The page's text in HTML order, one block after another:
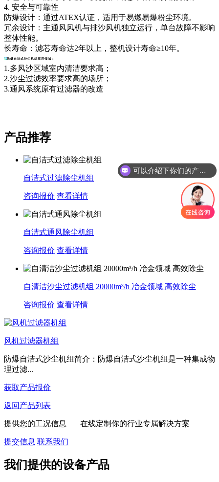
4. 安全与可靠性
防爆设计：通过ATEX认证，适用于易燃易爆粉尘环境。
冗余设计：主通风风机与排沙风机独立运行，单台故障不影响
整体性能。
长寿命：滤芯寿命达2年以上，整机设计寿命≥10年。
防爆自洁式沙尘机组 应用领域：
1.多风沙区域室内清洁要求高；
2.沙尘过滤效率要求高的场所；
3.通风系统原有过滤器的改造
产品推荐
自洁式过滤除尘机组
咨询报价 查看详情
自洁式通风除尘机组
咨询报价 查看详情
自清洁沙尘过滤机组 20000m³/h 冶金领域 高效除尘
咨询报价 查看详情
风机过滤器机组
防爆自洁式沙尘机组简介：防爆自洁式沙尘机组是一种集成物
理过滤...
获取产品报价
返回产品列表
提供您的工况信息 在线定制你的行业专属解决方案
提交信息 联系我们
我们提供的设备产品
可以介绍下你们的产品么
你们是怎么收费的呢